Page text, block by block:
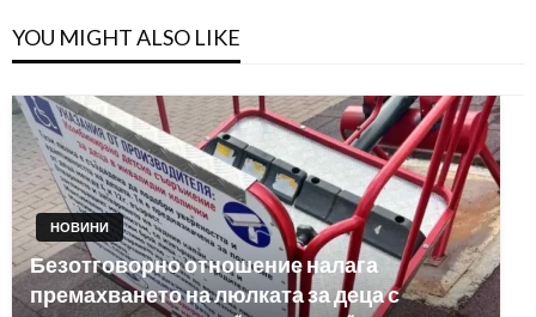
YOU MIGHT ALSO LIKE
НОВИНИ
Безотговорно отношение налага
премахването на люлката за деца с